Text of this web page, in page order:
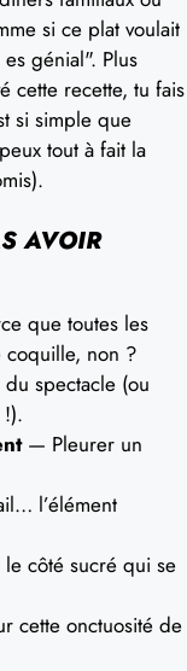
si ce plat voulait
génial". Plus
cette recette, tu fais
si simple que
tout à fait la
AVOIR
que toutes les
coquille, non ?
spectacle (ou
— Pleurer un
l’élément
côté sucré qui se
cette onctuosité de